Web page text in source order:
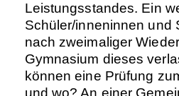
Leistungsstandes. Ein
Schüler/inneninnen und
nach zweimaliger
Gymnasium dieses
können eine Prüfung